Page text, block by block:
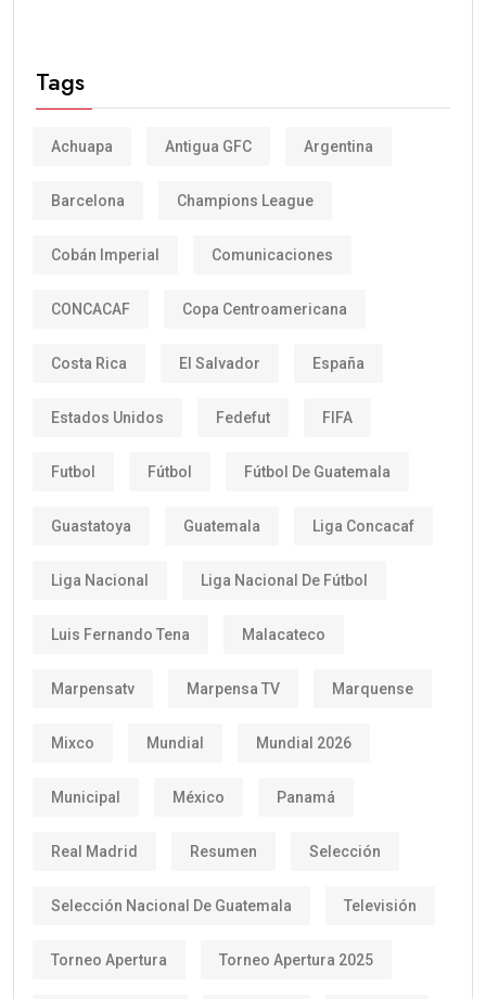
Tags
Achuapa Antigua GFC Argentina
Barcelona Champions League
Cobán Imperial Comunicaciones
CONCACAF Copa Centroamericana
Costa Rica El Salvador España
Estados Unidos Fedefut FIFA
Futbol Fútbol Fútbol De Guatemala
Guastatoya Guatemala Liga Concacaf
Liga Nacional Liga Nacional De Fútbol
Luis Fernando Tena Malacateco
Marpensatv Marpensa TV Marquense
Mixco Mundial Mundial 2026
Municipal México Panamá
Real Madrid Resumen Selección
Selección Nacional De Guatemala Televisión
Torneo Apertura Torneo Apertura 2025